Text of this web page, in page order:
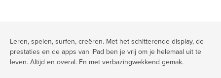
Leren, spelen, surfen, creëren. Met het schitterende display, de
prestaties en de apps van iPad ben je vrij om je helemaal uit te
leven. Altijd en overal. En met verbazingwekkend gemak.